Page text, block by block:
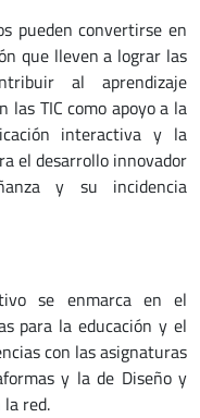
pueden convertirse en
que lleven a lograr las
al aprendizaje
las TIC como apoyo a la
interactiva y la
el desarrollo innovador
y su incidencia
se enmarca en el
para la educación y el
con las asignaturas
y la de Diseño y
red.